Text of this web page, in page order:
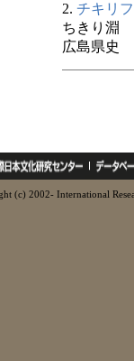
2. チキリ
ちきり淵
広島県史
(c) 2002- International